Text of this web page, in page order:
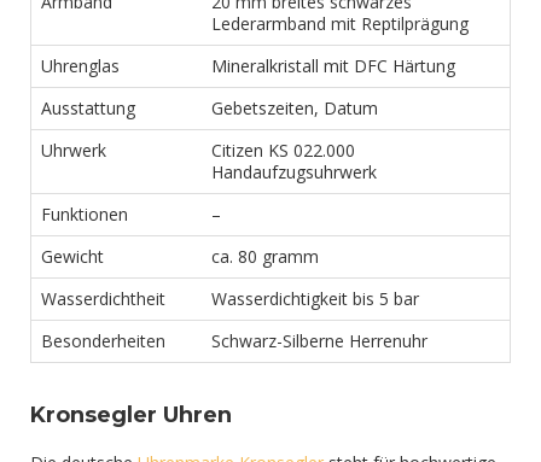
Lederarmband mit Reptilprägung
Uhrenglas
Mineralkristall mit DFC Härtung
Ausstattung
Gebetszeiten, Datum
Uhrwerk
Citizen KS 022.000
Handaufzugsuhrwerk
Funktionen
–
Gewicht
ca. 80 gramm
Wasserdichtheit
Wasserdichtigkeit bis 5 bar
Besonderheiten
Schwarz-Silberne Herrenuhr
Kronsegler Uhren